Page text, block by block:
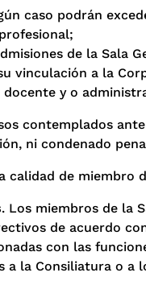
caso podrán
de la Sala
vinculación a la
y o
contemplados
ni condenado
calidad de miembro
. Los miembros de la
de acuerdo
con las
a la Consiliatura o a